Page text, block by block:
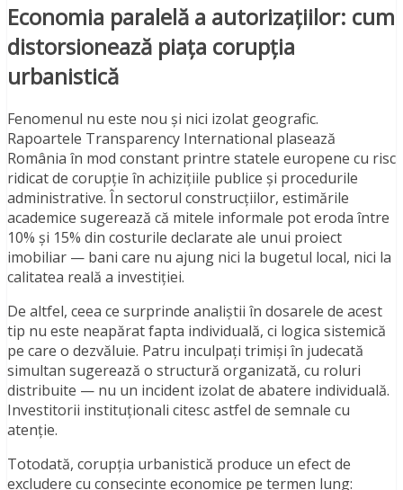
Economia paralelă a autorizațiilor: cum
distorsionează piața corupția
urbanistică
Fenomenul nu este nou și nici izolat geografic.
Rapoartele Transparency International plasează
România în mod constant printre statele europene cu risc
ridicat de corupție în achizițiile publice și procedurile
administrative. În sectorul construcțiilor, estimările
academice sugerează că mitele informale pot eroda între
10% și 15% din costurile declarate ale unui proiect
imobiliar — bani care nu ajung nici la bugetul local, nici la
calitatea reală a investiției.
De altfel, ceea ce surprinde analiștii în dosarele de acest
tip nu este neapărat fapta individuală, ci logica sistemică
pe care o dezvăluie. Patru inculpați trimiși în judecată
simultan sugerează o structură organizată, cu roluri
distribuite — nu un incident izolat de abatere individuală.
Investitorii instituționali citesc astfel de semnale cu
atenție.
Totodată, corupția urbanistică produce un efect de
excludere cu consecințe economice pe termen lung: